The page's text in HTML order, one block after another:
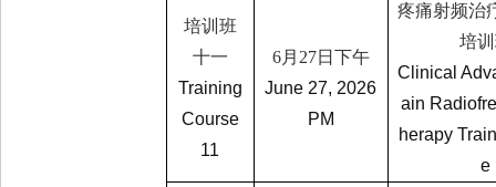
培训班
十一
Training
Course
11
6月 27日下午
June 27, 2026
PM
疼痛射频治
培
Clinical
ain
herapy
e